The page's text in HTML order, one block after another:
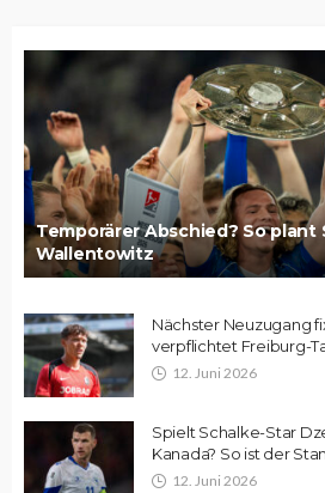
Temporärer Abschied? So plant
Wallentowitz
Nächster Neuzugang
verpflichtet Freiburg-
12. Juni 2026
Spielt Schalke-Star
Kanada? So ist der
12. Juni 2026